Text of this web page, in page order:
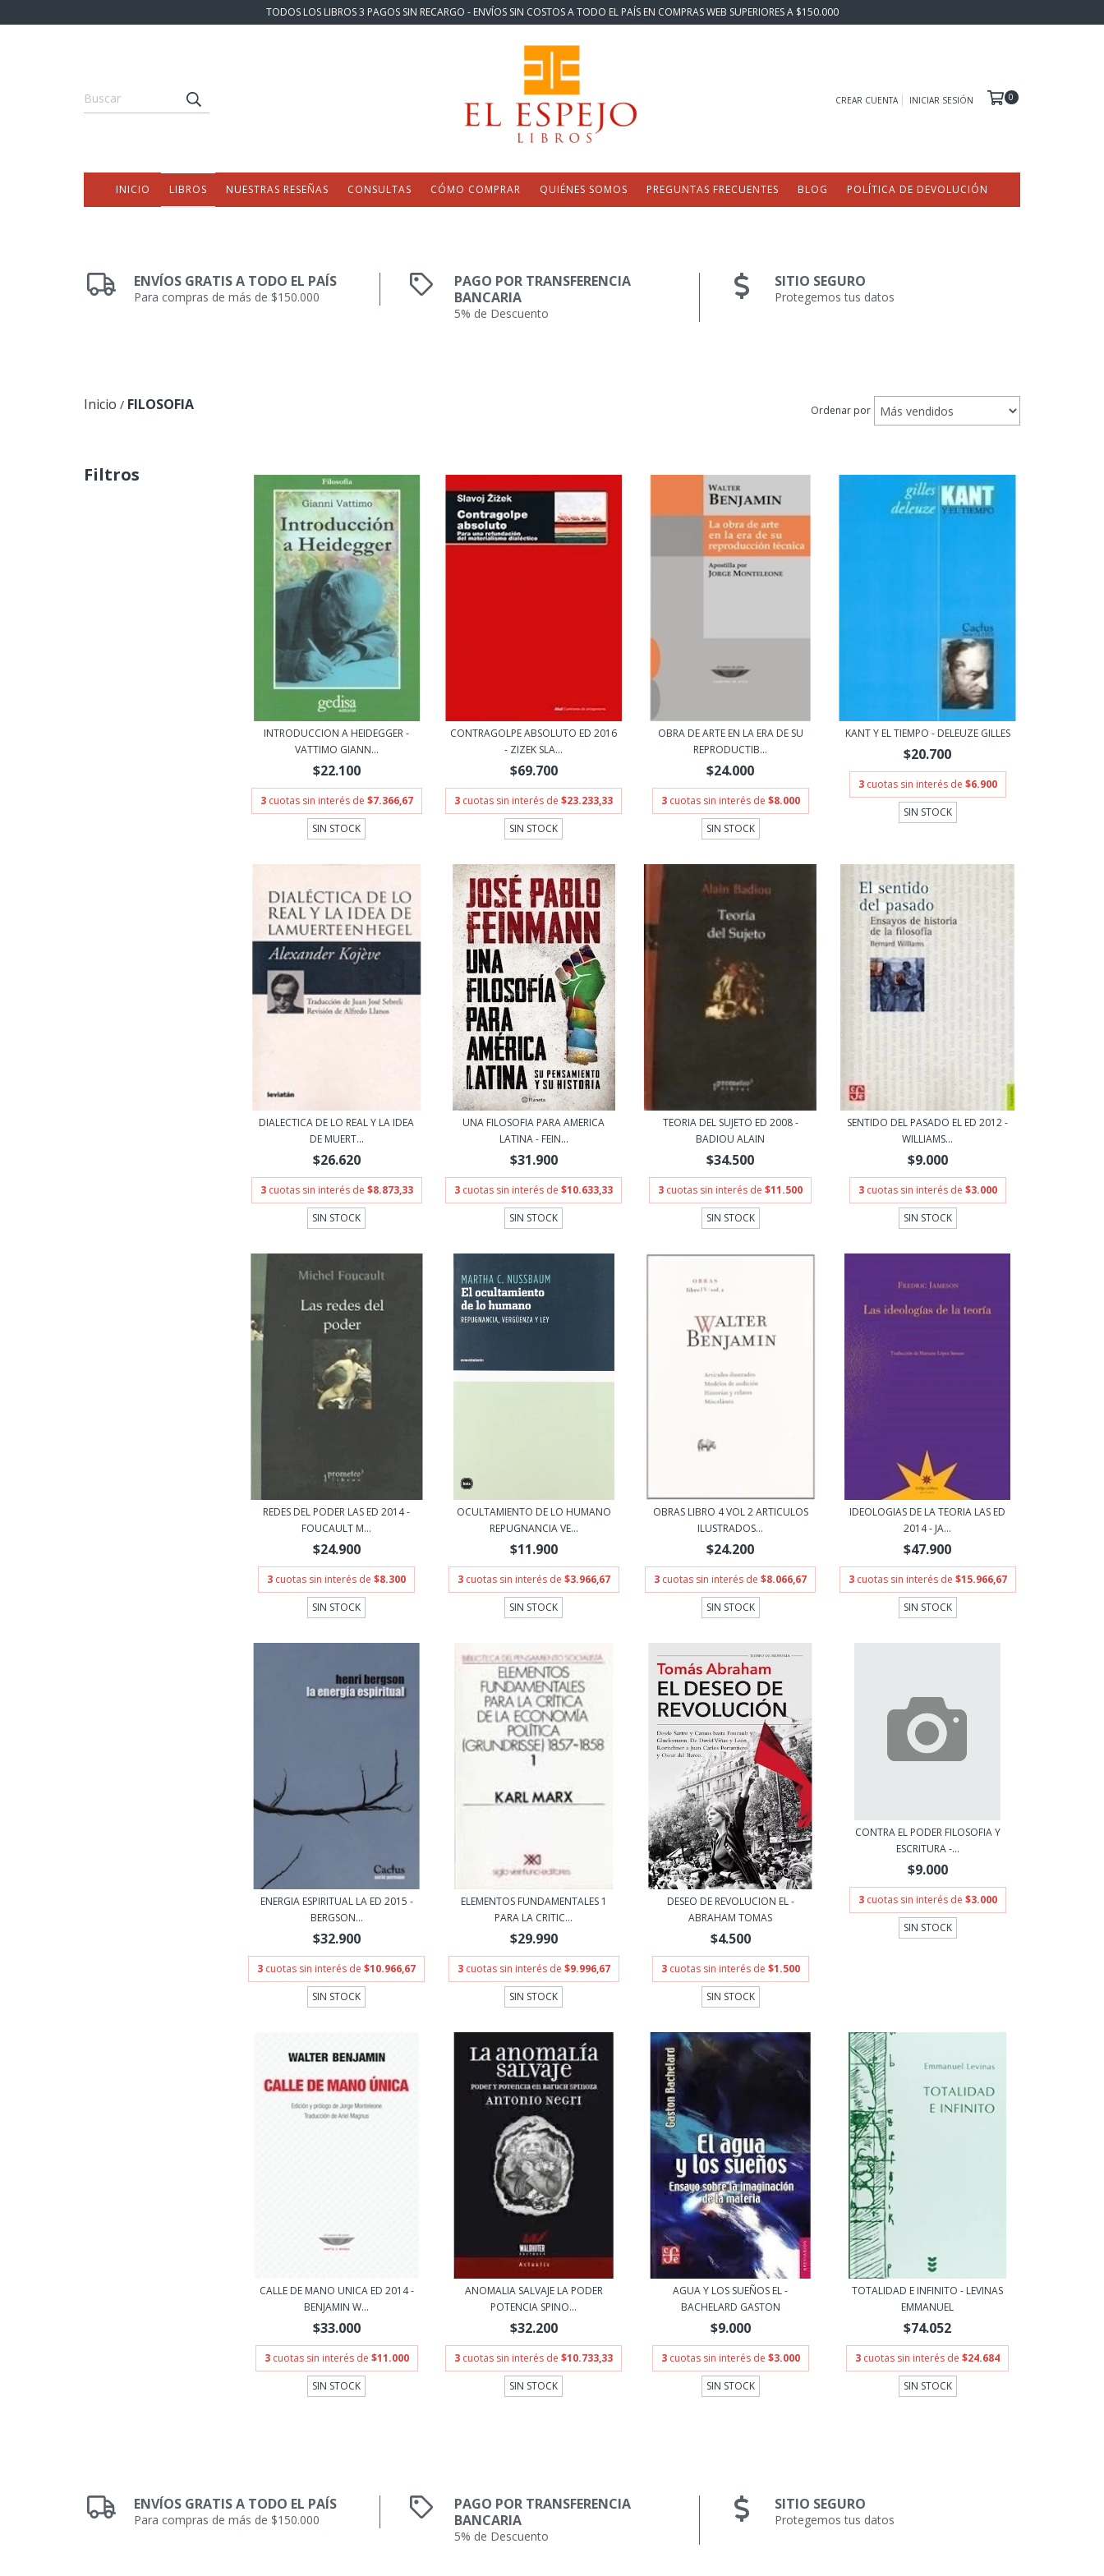
TODOS LOS LIBROS 3 PAGOS SIN RECARGO - ENVÍOS SIN COSTOS A TODO EL PAÍS EN COMPRAS WEB SUPERIORES A $150.000
CREAR CUENTA INICIAR SESIÓN 0
INICIO LIBROS NUESTRAS RESEÑAS CONSULTAS CÓMO COMPRAR QUIÉNES SOMOS PREGUNTAS FRECUENTES BLOG POLÍTICA DE DEVOLUCIÓN
ENVÍOS GRATIS A TODO EL PAÍS
Para compras de más de $150.000
PAGO POR TRANSFERENCIA
BANCARIA
5% de Descuento
SITIO SEGURO
Protegemos tus datos
Inicio / FILOSOFIA Ordenar por
Filtros
INTRODUCCION A HEIDEGGER -
VATTIMO GIANN...
$22.100
3 cuotas sin interés de $7.366,67
SIN STOCK
CONTRAGOLPE ABSOLUTO ED 2016
- ZIZEK SLA...
$69.700
3 cuotas sin interés de$23.233,33
SIN STOCK
OBRA DE ARTE EN LA ERA DE SU
REPRODUCTIB...
$24.000
3 cuotas sin interés de $8.000
SIN STOCK
KANT Y EL TIEMPO - DELEUZE GILLES
$20.700
3 cuotas sin interés de $6.900
SIN STOCK
DIALECTICA DE LO REAL Y LA IDEA
DE MUERT...
$26.620
3 cuotas sin interés de $8.873,33
SIN STOCK
UNA FILOSOFIA PARA AMERICA
LATINA - FEIN...
$31.900
3 cuotas sin interés de$10.633,33
SIN STOCK
TEORIA DEL SUJETO ED 2008 -
BADIOU ALAIN
$34.500
3 cuotas sin interés de$11.500
SIN STOCK
SENTIDO DEL PASADO EL ED 2012 -
WILLIAMS...
$9.000
3 cuotas sin interés de $3.000
SIN STOCK
REDES DEL PODER LAS ED 2014 -
FOUCAULT M...
$24.900
3 cuotas sin interés de$8.300
SIN STOCK
OCULTAMIENTO DE LO HUMANO
REPUGNANCIA VE...
$11.900
3 cuotas sin interés de $3.966,67
SIN STOCK
OBRAS LIBRO 4 VOL 2 ARTICULOS
ILUSTRADOS...
$24.200
3 cuotas sin interés de$8.066,67
SIN STOCK
IDEOLOGIAS DE LA TEORIA LAS ED
2014 - JA...
$47.900
3 cuotas sin interés de $15.966,67
SIN STOCK
ENERGIA ESPIRITUAL LA ED 2015 -
BERGSON...
$32.900
3 cuotas sin interés de$10.966,67
SIN STOCK
ELEMENTOS FUNDAMENTALES 1
PARA LA CRITIC...
$29.990
3 cuotas sin interés de $9.996,67
SIN STOCK
DESEO DE REVOLUCION EL -
ABRAHAM TOMAS
$4.500
3 cuotas sin interés de $1.500
SIN STOCK
CONTRA EL PODER FILOSOFIA Y
ESCRITURA -...
$9.000
3 cuotas sin interés de $3.000
SIN STOCK
CALLE DE MANO UNICA ED 2014 -
BENJAMIN W...
$33.000
3 cuotas sin interés de $11.000
SIN STOCK
ANOMALIA SALVAJE LA PODER
POTENCIA SPINO...
$32.200
3 cuotas sin interés de$10.733,33
SIN STOCK
AGUA Y LOS SUEÑOS EL -
BACHELARD GASTON
$9.000
3 cuotas sin interés de $3.000
SIN STOCK
TOTALIDAD E INFINITO - LEVINAS
EMMANUEL
$74.052
3 cuotas sin interés de$24.684
SIN STOCK
ENVÍOS GRATIS A TODO EL PAÍS
Para compras de más de $150.000
PAGO POR TRANSFERENCIA
BANCARIA
5% de Descuento
SITIO SEGURO
Protegemos tus datos